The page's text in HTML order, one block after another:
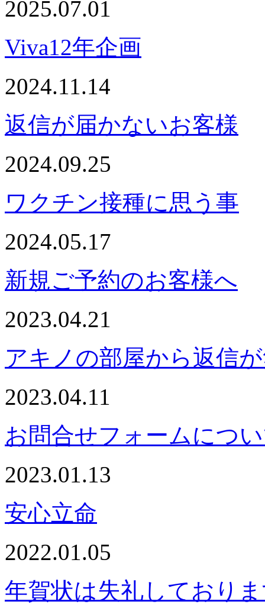
2025.07.01
Viva12年企画
2024.11.14
返信が届かないお客様
2024.09.25
ワクチン接種に思う事
2024.05.17
新規ご予約のお客様へ
2023.04.21
アキノの部屋から返信
2023.04.11
お問合せフォームにつ
2023.01.13
安心立命
2022.01.05
年賀状は失礼しており